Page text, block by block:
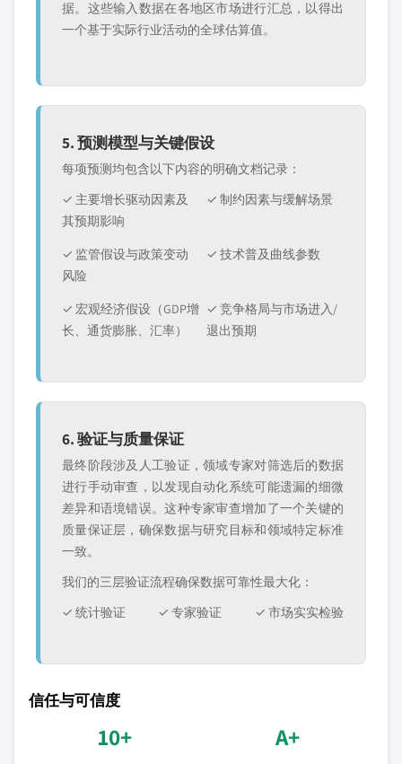
据。这些输入数据在各地区市场进行汇总，以得出
一个基于实际行业活动的全球估算值。
5. 预测模型与关键假设
每项预测均包含以下内容的明确文档记录：
✓ 主要增长驱动因素及
其预期影响
✓ 制约因素与缓解场景
✓ 监管假设与政策变动
风险
✓ 技术普及曲线参数
✓ 宏观经济假设（GDP增
长、通货膨胀、汇率）
✓ 竞争格局与市场进入/
退出预期
6. 验证与质量保证
最终阶段涉及人工验证，领域专家对筛选后的数据
进行手动审查，以发现自动化系统可能遗漏的细微
差异和语境错误。这种专家审查增加了一个关键的
质量保证层，确保数据与研究目标和领域特定标准
一致。
我们的三层验证流程确保数据可靠性最大化：
✓ 统计验证
✓ 专家验证 ✓ 市场实实检验
信任与可信度
10+ A+